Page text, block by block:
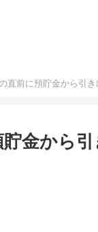
直前に預貯金から引
金から